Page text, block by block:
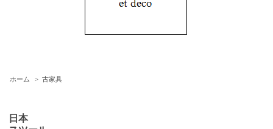
ホーム > 古家具
日本